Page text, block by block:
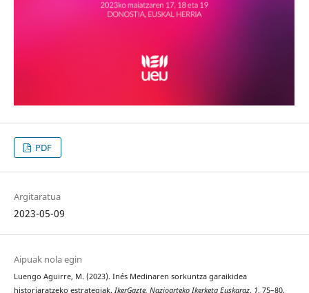
PDF
Argitaratua
2023-05-09
Aipuak nola egin
Luengo Aguirre, M. (2023). Inés Medinaren sorkuntza garaikidea
historiaratzeko estrategiak. IkerGazte. Nazioarteko Ikerketa Euskaraz, 1, 75–80.